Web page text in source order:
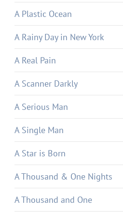
A Plastic Ocean
A Rainy Day in New York
A Real Pain
A Scanner Darkly
A Serious Man
A Single Man
A Star is Born
A Thousand & One Nights
A Thousand and One